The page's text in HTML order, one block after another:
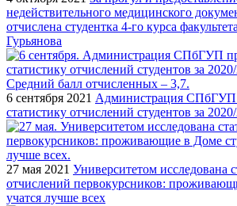
недействительного медицинского
отчислена студентка 4-го курса
Гурьянова
6 сентября 2021 Администрация СПбГУП
статистику отчислений студентов за
27 мая 2021 Университетом исследована
отчислений первокурсников:
учатся лучше всех